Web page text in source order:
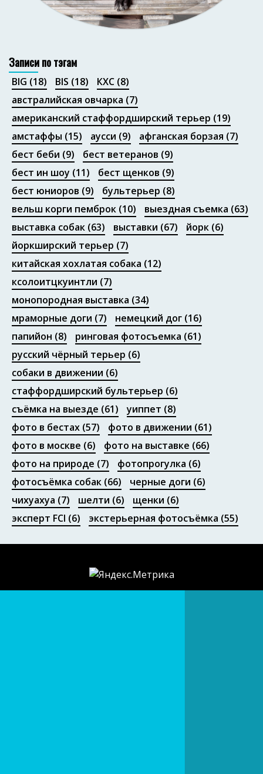
Записи по тэгам
BIG (18) BIS (18) КХС (8)
австралийская овчарка (7)
американский стаффордширский терьер (19)
амстаффы (15) аусси (9) афганская борзая (7)
бест беби (9) бест ветеранов (9)
бест ин шоу (11) бест щенков (9)
бест юниоров (9) бультерьер (8)
вельш корги пемброк (10) выездная съемка (63)
выставка собак (63) выставки (67) йорк (6)
йоркширский терьер (7)
китайская хохлатая собака (12)
ксолоитцкуинтли (7)
монопородная выставка (34)
мраморные доги (7) немецкий дог (16)
папийон (8) ринговая фотосъемка (61)
русский чёрный терьер (6)
собаки в движении (6)
стаффордширский бультерьер (6)
съёмка на выезде (61) уиппет (8)
фото в бестах (57) фото в движении (61)
фото в москве (6) фото на выставке (66)
фото на природе (7) фотопрогулка (6)
фотосъёмка собак (66) черные доги (6)
чихуахуа (7) шелти (6) щенки (6)
эксперт FCI (6) экстерьерная фотосъёмка (55)